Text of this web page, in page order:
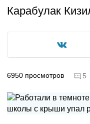
Карабулак
6950 просмотров 5